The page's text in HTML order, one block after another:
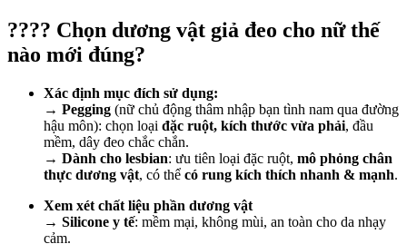
???? Chọn dương vật giả đeo cho nữ thế
nào mới đúng?
Xác định mục đích sử dụng:
→ Pegging (nữ chủ động thâm nhập bạn tình nam qua đường
hậu môn): chọn loại đặc ruột, kích thước vừa phải, đầu
mềm, dây đeo chắc chắn.
→ Dành cho lesbian: ưu tiên loại đặc ruột, mô phỏng chân
thực dương vật, có thể có rung kích thích nhanh & mạnh.
Xem xét chất liệu phần dương vật
→ Silicone y tế: mềm mại, không mùi, an toàn cho da nhạy
cảm.